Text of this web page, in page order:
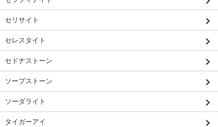
セリサイト
セレスタイト
セドナストーン
ソープストーン
ソーダライト
タイガーアイ